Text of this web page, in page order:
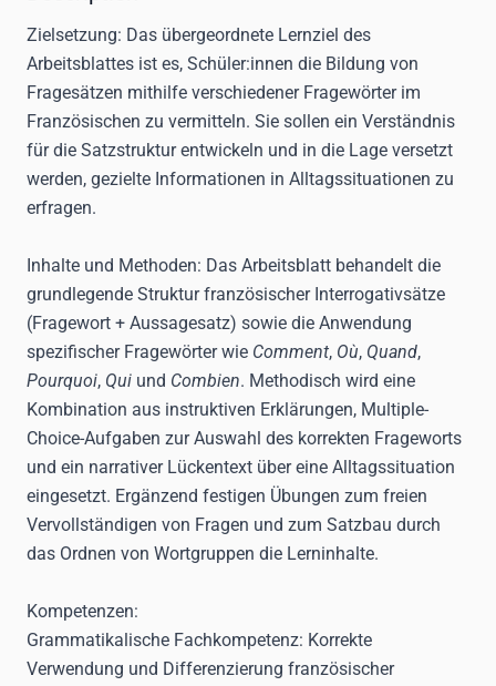
Zielsetzung: Das übergeordnete Lernziel des
Arbeitsblattes ist es, Schüler:innen die Bildung von
Fragesätzen mithilfe verschiedener Fragewörter im
Französischen zu vermitteln. Sie sollen ein Verständnis
für die Satzstruktur entwickeln und in die Lage versetzt
werden, gezielte Informationen in Alltagssituationen zu
erfragen.
Inhalte und Methoden: Das Arbeitsblatt behandelt die
grundlegende Struktur französischer Interrogativsätze
(Fragewort + Aussagesatz) sowie die Anwendung
spezifischer Fragewörter wie Comment, Où, Quand,
Pourquoi, Qui und Combien. Methodisch wird eine
Kombination aus instruktiven Erklärungen, Multiple-
Choice-Aufgaben zur Auswahl des korrekten Frageworts
und ein narrativer Lückentext über eine Alltagssituation
eingesetzt. Ergänzend festigen Übungen zum freien
Vervollständigen von Fragen und zum Satzbau durch
das Ordnen von Wortgruppen die Lerninhalte.
Kompetenzen:
Grammatikalische Fachkompetenz: Korrekte
Verwendung und Differenzierung französischer